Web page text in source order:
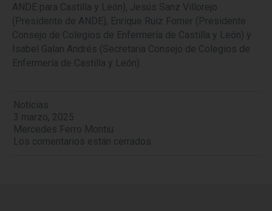
ANDE para Castilla y León), Jesús Sanz Villorejo
(Presidente de ANDE), Enrique Ruiz Forner (Presidente
Consejo de Colegios de Enfermería de Castilla y León) y
Isabel Galan Andrés (Secretaria Consejo de Colegios de
Enfermería de Castilla y León).
Noticias
3 marzo, 2025
Mercedes Ferro Montiu
Los comentarios están cerrados.